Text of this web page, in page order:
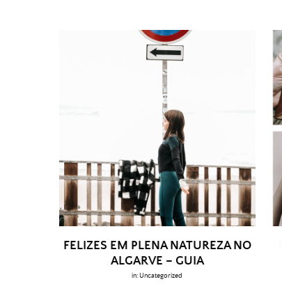
FELIZES EM PLENA NATUREZA NO
ALGARVE – GUIA
in: Uncategorized